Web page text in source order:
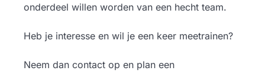
onderdeel willen worden van een hecht team.
Heb je interesse en wil je een keer meetrainen?
Neem dan contact op en plan een